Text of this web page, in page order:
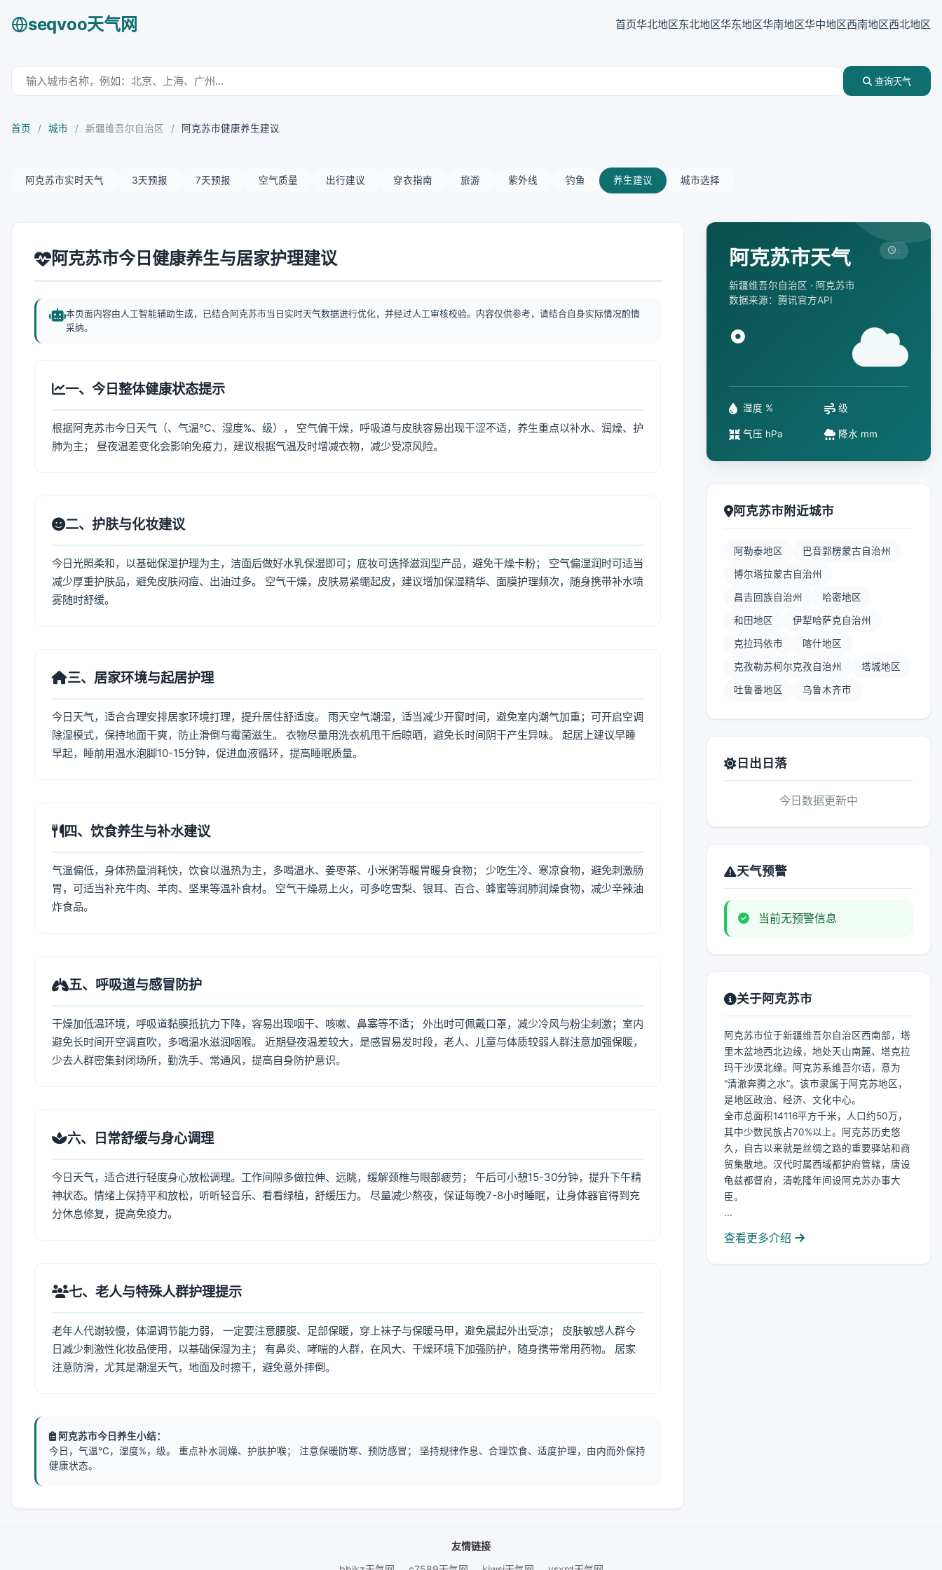
seqvoo天气网 首页华北地区东北地区华东地区华南地区华中地区西南地区西北地区
查询天气
首页 / 城市 / 新疆维吾尔自治区 / 阿克苏市健康养生建议
阿克苏市实时天气 3天预报 7天预报 空气质量 出行建议 穿衣指南 旅游 紫外线 钓鱼 养生建议 城市选择
阿克苏市今日健康养生与居家护理建议
本页面内容由人工智能辅助生成，已结合阿克苏市当日实时天气数据进行优化，并经过人工审核校验。内容仅供参考，请结合自身实际情况酌情
采纳。
一、今日整体健康状态提示
根据阿克苏市今日天气（、气温℃、湿度%、级）， 空气偏干燥，呼吸道与皮肤容易出现干涩不适，养生重点以补水、润燥、护
肺为主； 昼夜温差变化会影响免疫力，建议根据气温及时增减衣物，减少受凉风险。
二、护肤与化妆建议
今日光照柔和，以基础保湿护理为主，洁面后做好水乳保湿即可；底妆可选择滋润型产品，避免干燥卡粉； 空气偏湿润时可适当
减少厚重护肤品，避免皮肤闷痘、出油过多。 空气干燥，皮肤易紧绷起皮，建议增加保湿精华、面膜护理频次，随身携带补水喷
雾随时舒缓。
三、居家环境与起居护理
今日天气，适合合理安排居家环境打理，提升居住舒适度。 雨天空气潮湿，适当减少开窗时间，避免室内潮气加重；可开启空调
除湿模式，保持地面干爽，防止滑倒与霉菌滋生。 衣物尽量用洗衣机甩干后晾晒，避免长时间阴干产生异味。 起居上建议早睡
早起，睡前用温水泡脚10-15分钟，促进血液循环，提高睡眠质量。
四、饮食养生与补水建议
气温偏低，身体热量消耗快，饮食以温热为主，多喝温水、姜枣茶、小米粥等暖胃暖身食物； 少吃生冷、寒凉食物，避免刺激肠
胃，可适当补充牛肉、羊肉、坚果等温补食材。 空气干燥易上火，可多吃雪梨、银耳、百合、蜂蜜等润肺润燥食物，减少辛辣油
炸食品。
五、呼吸道与感冒防护
干燥加低温环境，呼吸道黏膜抵抗力下降，容易出现咽干、咳嗽、鼻塞等不适； 外出时可佩戴口罩，减少冷风与粉尘刺激；室内
避免长时间开空调直吹，多喝温水滋润咽喉。 近期昼夜温差较大，是感冒易发时段，老人、儿童与体质较弱人群注意加强保暖，
少去人群密集封闭场所，勤洗手、常通风，提高自身防护意识。
六、日常舒缓与身心调理
今日天气，适合进行轻度身心放松调理。工作间隙多做拉伸、远眺，缓解颈椎与眼部疲劳； 午后可小憩15-30分钟，提升下午精
神状态。情绪上保持平和放松，听听轻音乐、看看绿植，舒缓压力。 尽量减少熬夜，保证每晚7-8小时睡眠，让身体器官得到充
分休息修复，提高免疫力。
七、老人与特殊人群护理提示
老年人代谢较慢，体温调节能力弱， 一定要注意腰腹、足部保暖，穿上袜子与保暖马甲，避免晨起外出受凉； 皮肤敏感人群今
日减少刺激性化妆品使用，以基础保湿为主； 有鼻炎、哮喘的人群，在风大、干燥环境下加强防护，随身携带常用药物。 居家
注意防滑，尤其是潮湿天气，地面及时擦干，避免意外摔倒。
阿克苏市今日养生小结：
今日，气温℃，湿度%，级。 重点补水润燥、护肤护喉； 注意保暖防寒、预防感冒； 坚持规律作息、合理饮食、适度护理，由内而外保持
健康状态。
阿克苏市天气
新疆维吾尔自治区 · 阿克苏市
数据来源：腾讯官方API
:
°
湿度 % 级
气压 hPa 降水 mm
阿克苏市附近城市
阿勒泰地区 巴音郭楞蒙古自治州
博尔塔拉蒙古自治州
昌吉回族自治州 哈密地区
和田地区 伊犁哈萨克自治州
克拉玛依市 喀什地区
克孜勒苏柯尔克孜自治州 塔城地区
吐鲁番地区 乌鲁木齐市
日出日落
今日数据更新中
天气预警
当前无预警信息
关于阿克苏市
阿克苏市位于新疆维吾尔自治区西南部，塔
里木盆地西北边缘，地处天山南麓、塔克拉
玛干沙漠北缘。阿克苏系维吾尔语，意为
“清澈奔腾之水”。该市隶属于阿克苏地区，
是地区政治、经济、文化中心。
全市总面积14116平方千米，人口约50万，
其中少数民族占70%以上。阿克苏历史悠
久，自古以来就是丝绸之路的重要驿站和商
贸集散地。汉代时属西域都护府管辖，唐设
龟兹都督府，清乾隆年间设阿克苏办事大
臣。
...
查看更多介绍
友情链接